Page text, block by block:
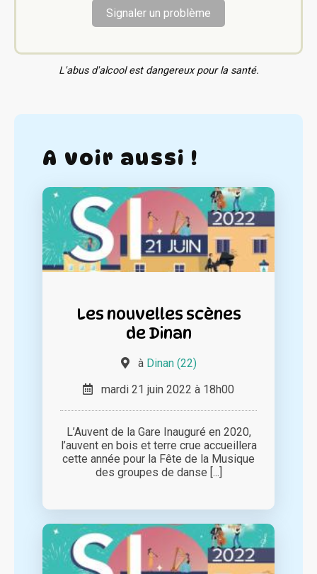
Signaler un problème
L'abus d'alcool est dangereux pour la santé.
A voir aussi !
Les nouvelles scènes
de Dinan
à Dinan (22)
mardi 21 juin 2022 à 18h00
L’Auvent de la Gare Inauguré en 2020,
l’auvent en bois et terre crue accueillera
cette année pour la Fête de la Musique
des groupes de danse [...]